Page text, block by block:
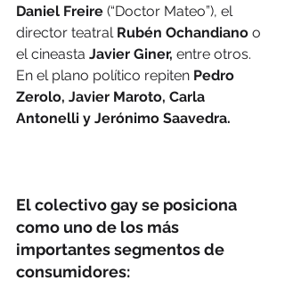
Daniel Freire (“Doctor Mateo”), el
director teatral Rubén Ochandiano o
el cineasta Javier Giner, entre otros.
En el plano político repiten Pedro
Zerolo, Javier Maroto, Carla
Antonelli y Jerónimo Saavedra.
El colectivo gay se posiciona
como uno de los más
importantes segmentos de
consumidores: